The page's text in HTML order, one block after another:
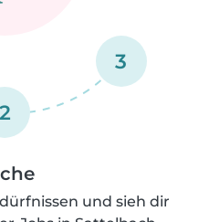
2
3
und sieh dir